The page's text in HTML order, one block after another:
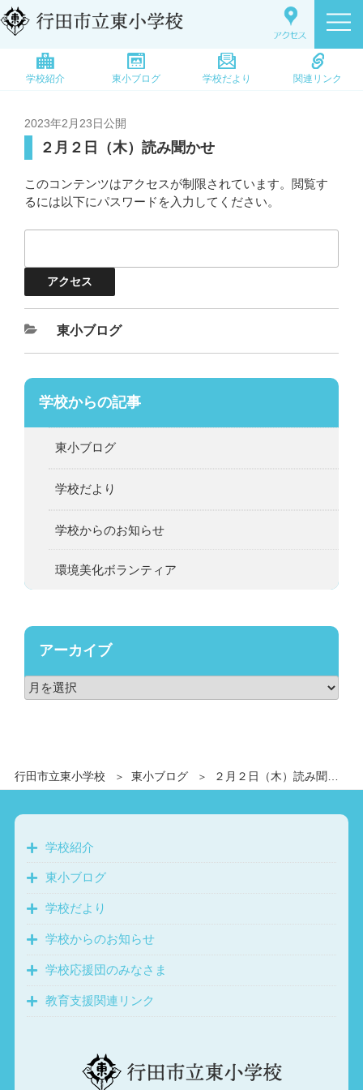
学校紹介 東小ブログ 学校だより 関連リンク
行田市立東小学校 東小ブログ ２月２日（木）読み聞かせ
2023年2月23日公開
２月２日（木）読み聞かせ
このコンテンツはアクセスが制限されています。閲覧す
るには以下にパスワードを入力してください。
東小ブログ
学校からの記事
東小ブログ
学校だより
学校からのお知らせ
環境美化ボランティア
アーカイブ
学校紹介
東小ブログ
学校だより
学校からのお知らせ
学校応援団のみなさま
教育支援関連リンク